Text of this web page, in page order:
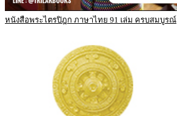
หนังสือพระไตรปิฎก ภาษาไทย 91 เล่ม ครบสมบูรณ์